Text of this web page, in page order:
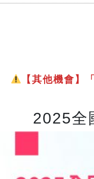
【其他機會】
2025全